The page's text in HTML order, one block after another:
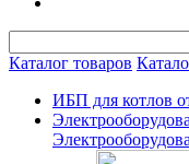
Каталог товаров
ИБП для котлов